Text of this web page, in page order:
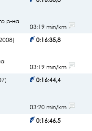
р-на
03:19 min/km
0:16:35,8
03:19 min/km
0:16:44,4
03:20 min/km
0:16:46,5